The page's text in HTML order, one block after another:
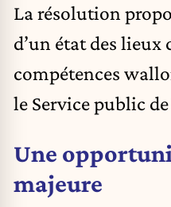
La résolution
d’un état des lieux
compétences
le Service public
Une
majeure